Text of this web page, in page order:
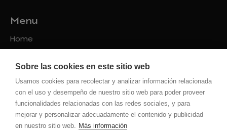
Menu
Home
Servicios
Contacto
Políticas
Privacidad
Sobre las cookies en este sitio web
Usamos cookies para recolectar y analizar información relacionada
con el uso y desempeño de nuestro sitio web para poder proveer
funcionalidades relacionadas con las redes sociales, y para
mejorar y personalizar adecuadamente el contenido y publicidad
en nuestro sitio web. Más información